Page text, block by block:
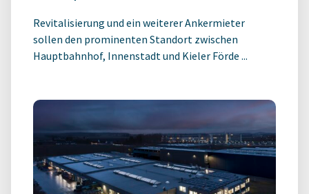
Revitalisierung und ein weiterer Ankermieter
sollen den prominenten Standort zwischen
Hauptbahnhof, Innenstadt und Kieler Förde ...